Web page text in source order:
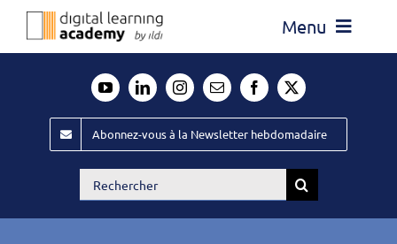
Passer
Menu
Évènements ILDI
Offres d’emploi
Abonnez-vous à la Newsletter hebdomadaire
Rechercher: